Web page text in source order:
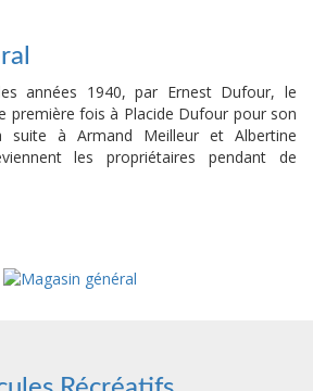
années 1940, par Ernest Dufour, le
première fois à Placide Dufour pour son
à Armand Meilleur et Albertine
les propriétaires pendant de